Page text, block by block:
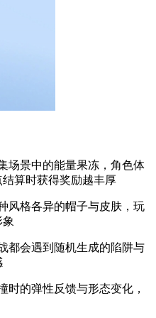
场景中的能量果冻，角色体
算时获得奖励越丰厚
风格各异的帽子与皮肤，玩
都会遇到随机生成的陷阱与
时的弹性反馈与形态变化，